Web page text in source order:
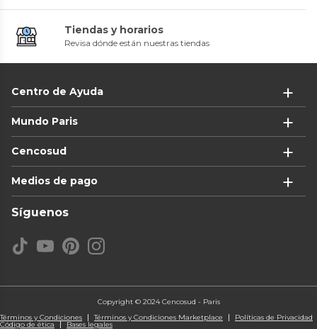
Tiendas y horarios
Revisa dónde están nuestras tiendas
Centro de Ayuda
Mundo Paris
Cencosud
Medios de pago
Síguenos
Copyright © 2024 Cencosud - Paris
Términos y Condiciones
Términos y Condiciones Marketplace Políticas de Privacidad
Código de ética Bases legales